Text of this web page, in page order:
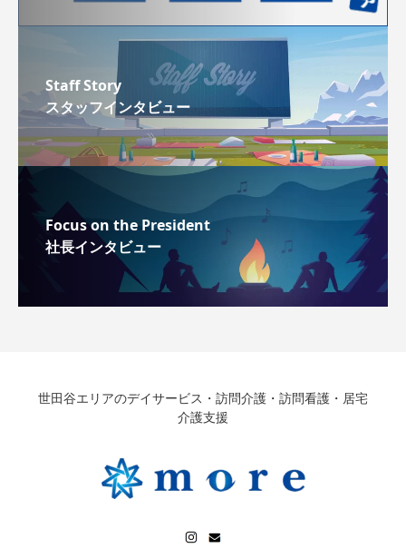
Staff Story
スタッフインタビュー
Focus on the President
社長インタビュー
世田谷エリアのデイサービス・訪問介護・訪問看護・居宅
介護支援